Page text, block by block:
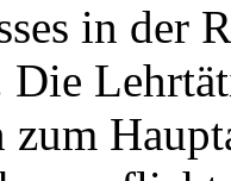
in der
Die
zum